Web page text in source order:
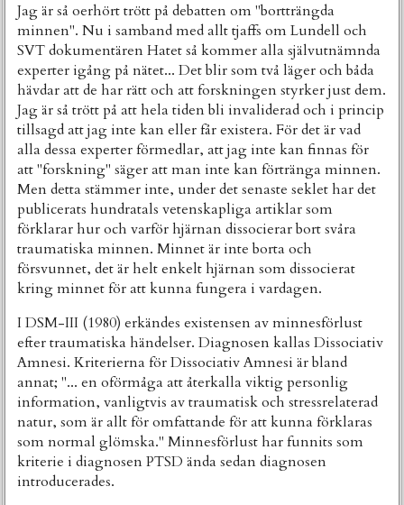
Jag är så oerhört trött på debatten om "bortträngda
minnen". Nu i samband med allt tjaffs om Lundell och
SVT dokumentären Hatet så kommer alla självutnämnda
experter igång på nätet... Det blir som två läger och båda
hävdar att de har rätt och att forskningen styrker just dem.
Jag är så trött på att hela tiden bli invaliderad och i princip
tillsagd att jag inte kan eller får existera. För det är vad
alla dessa experter förmedlar, att jag inte kan finnas för
att "forskning" säger att man inte kan förtränga minnen.
Men detta stämmer inte, under det senaste seklet har det
publicerats hundratals vetenskapliga artiklar som
förklarar hur och varför hjärnan dissocierar bort svåra
traumatiska minnen. Minnet är inte borta och
försvunnet, det är helt enkelt hjärnan som dissocierat
kring minnet för att kunna fungera i vardagen.
I DSM-III (1980) erkändes existensen av minnesförlust
efter traumatiska händelser. Diagnosen kallas Dissociativ
Amnesi. Kriterierna för Dissociativ Amnesi är bland
annat; "... en oförmåga att återkalla viktig personlig
information, vanligtvis av traumatisk och stressrelaterad
natur, som är allt för omfattande för att kunna förklaras
som normal glömska." Minnesförlust har funnits som
kriterie i diagnosen PTSD ända sedan diagnosen
introducerades.